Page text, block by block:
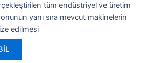
tüm endüstriyel ve üretim
yanı sıra mevcut makinelerin
edilmesi